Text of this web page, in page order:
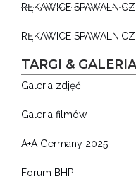
RĘKAWICE
RĘKAWICE
TARGI & GALERIA
Galeria zdjęć
Galeria filmów
A+A Germany 2025
Forum BHP